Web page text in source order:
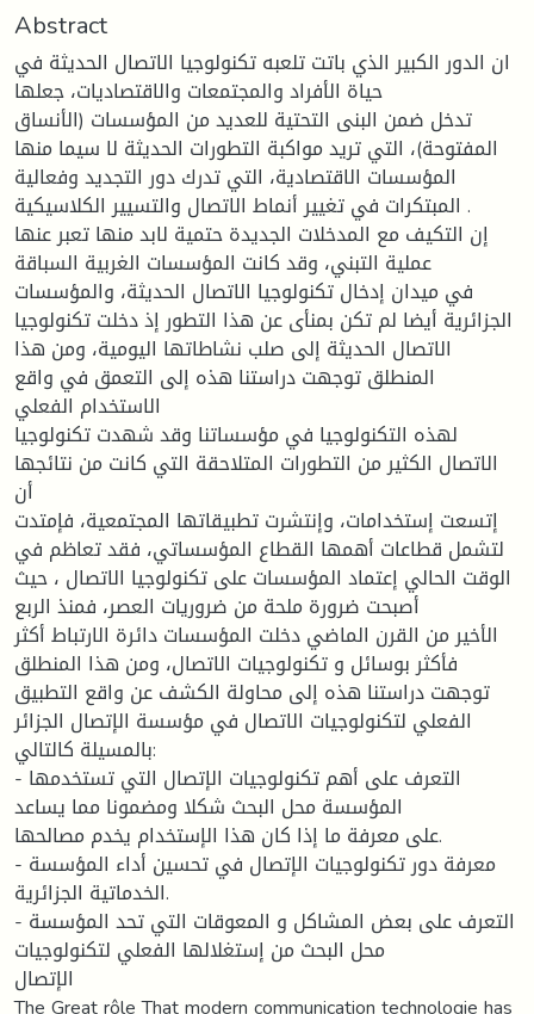
Abstract
ان الدور الكبير الذي باتت تلعبه تكنولوجيا الاتصال الحديثة في
حياة الأفراد والمجتمعات والاقتصاديات، جعلها
تدخل ضمن البنى التحتية للعديد من المؤسسات (الأنساق
المفتوحة)، التي تريد مواكبة التطورات الحديثة لا سيما منها
المؤسسات الاقتصادية، التي تدرك دور التجديد وفعالية
المبتكرات في تغيير أنماط الاتصال والتسيير الكلاسيكية .
إن التكيف مع المدخلات الجديدة حتمية لابد منها تعبر عنها
عملية التبني، وقد كانت المؤسسات الغربية السباقة
في ميدان إدخال تكنولوجيا الاتصال الحديثة، والمؤسسات
الجزائرية أيضا لم تكن بمنأى عن هذا التطور إذ دخلت تكنولوجيا
الاتصال الحديثة إلى صلب نشاطاتها اليومية، ومن هذا
المنطلق توجهت دراستنا هذه إلى التعمق في واقع
الاستخدام الفعلي
لهذه التكنولوجيا في مؤسساتنا وقد شهدت تكنولوجيا
الاتصال الكثير من التطورات المتلاحقة التي كانت من نتائجها
أن
إتسعت إستخدامات، وإنتشرت تطبيقاتها المجتمعية، فإمتدت
لتشمل قطاعات أهمها القطاع المؤسساتي، فقد تعاظم في
الوقت الحالي إعتماد المؤسسات على تكنولوجيا الاتصال ، حيث
أصبحت ضرورة ملحة من ضروريات العصر، فمنذ الربع
الأخير من القرن الماضي دخلت المؤسسات دائرة الارتباط أكثر
فأكثر بوسائل و تكنولوجيات الاتصال، ومن هذا المنطلق
توجهت دراستنا هذه إلى محاولة الكشف عن واقع التطبيق
الفعلي لتكنولوجيات الاتصال في مؤسسة الإتصال الجزائر
بالمسيلة كالتالي:
- التعرف على أهم تكنولوجيات الإتصال التي تستخدمها
المؤسسة محل البحث شكلا ومضمونا مما يساعد
على معرفة ما إذا كان هذا الإستخدام يخدم مصالحها.
- معرفة دور تكنولوجيات الإتصال في تحسين أداء المؤسسة
الخدماتية الجزائرية.
- التعرف على بعض المشاكل و المعوقات التي تحد المؤسسة
محل البحث من إستغلالها الفعلي لتكنولوجيات
الإتصال